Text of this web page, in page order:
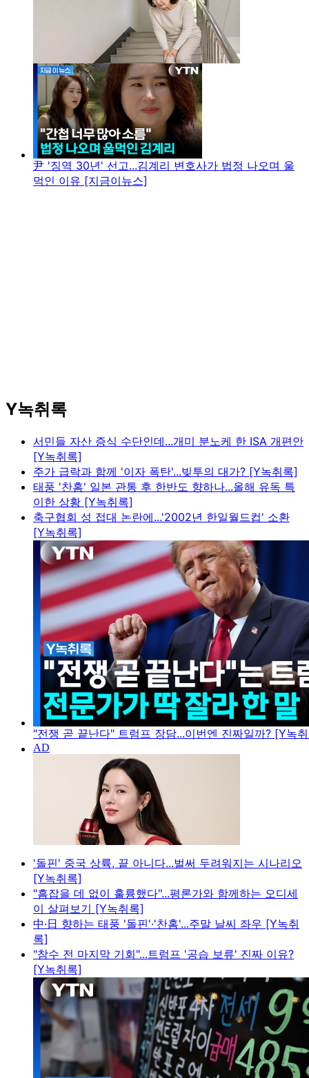
尹 '징역 30년' 선고...김계리 변호사가 법정 나오며 울
먹인 이유 [지금이뉴스]
Y녹취록
서민들 자산 증식 수단인데...개미 분노케 한 ISA 개편안
[Y녹취록]
주가 급락과 함께 '이자 폭탄'...빚투의 대가? [Y녹취록]
태풍 '찬홈' 일본 관통 후 한반도 향하나...올해 유독 특
이한 상황 [Y녹취록]
축구협회 성 접대 논란에...'2002년 한일월드컵' 소환
[Y녹취록]
"전쟁 곧 끝난다" 트럼프 장담...이번엔 진짜일까? [Y녹
'돌핀' 중국 상륙, 끝 아니다...벌써 두려워지는 시나리오
[Y녹취록]
"흠잡을 데 없이 훌륭했다"...평론가와 함께하는 오디세
이 살펴보기 [Y녹취록]
中·日 향하는 태풍 '돌핀'·'찬홈'...주말 날씨 좌우 [Y녹취
록]
"참수 전 마지막 기회"...트럼프 '공습 보류' 진짜 이유?
[Y녹취록]